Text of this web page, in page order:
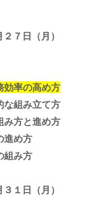
７日（月）
効率の高め方
組み立て方
方と進め方
め方
組み方
１日（月）